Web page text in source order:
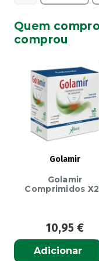
de
Glicerina
Adulto,
Quem
comprou
Golamir
Golamir
Comprimidos
10,95 €
Adicionar